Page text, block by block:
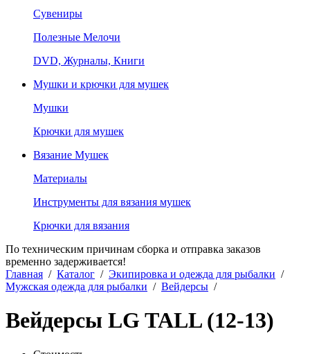
Сувениры
Полезные Мелочи
DVD, Журналы, Книги
Мушки и крючки для мушек
Мушки
Крючки для мушек
Вязание Мушек
Материалы
Инструменты для вязания мушек
Крючки для вязания
По техническим причинам сборка и отправка заказов
временно задерживается!
Главная / Каталог / Экипировка и одежда для рыбалки /
Мужская одежда для рыбалки / Вейдерсы /
Вейдерсы LG TALL (12-13)